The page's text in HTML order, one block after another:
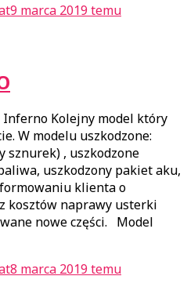
9 marca 2019 temu
Inferno Kolejny model który
W modelu uszkodzone:
sznurek) , uszkodzone
uszkodzony pakiet aku,
klienta o
kosztów naprawy usterki
nowe części. Model
8 marca 2019 temu